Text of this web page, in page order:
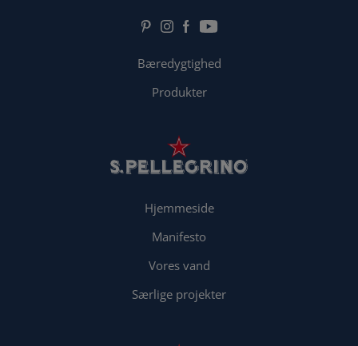
Bæredygtighed
Produkter
Hjemmeside
Manifesto
Vores vand
Særlige projekter